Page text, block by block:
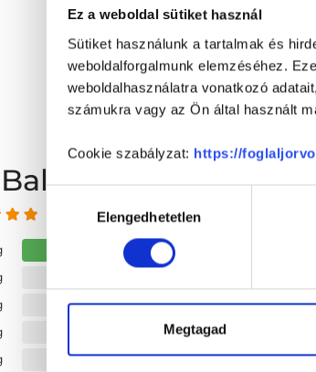
Ez a weboldal sütiket használ
Sütiket használunk a tartalmak és
weboldalforgalmunk elemzéséhez.
weboldalhasználatra vonatkozó
számukra vagy az Ön által használt
Cookie szabályzat: https://
kiválasztásaElengedhetetlen
Megtagad
Adrienn
5 az 5-ből